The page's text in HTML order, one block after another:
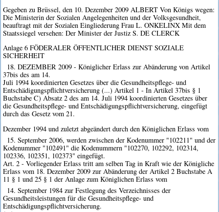
Gegeben zu Brüssel, den 10. Dezember 2009 ALBERT Von Königs wegen:
Die Ministerin der Sozialen Angelegenheiten und der Volksgesundheit,
beauftragt mit der Sozialen Eingliederung Frau L. ONKELINX Mit dem
Staatssiegel versehen: Der Minister der Justiz S. DE CLERCK
Anlage 6 FÖDERALER ÖFFENTLICHER DIENST SOZIALE
SICHERHEIT
18. DEZEMBER 2009 - Königlicher Erlass zur Abänderung von Artikel
37bis des am 14.
Juli 1994 koordinierten Gesetzes über die Gesundheitspflege- und
Entschädigungspflichtversicherung (...) Artikel 1 - In Artikel 37bis § 1
Buchstabe C) Absatz 2 des am 14. Juli 1994 koordinierten Gesetzes über
die Gesundheitspflege- und Entschädigungspflichtversicherung, eingefügt
durch das Gesetz vom 21.
Dezember 1994 und zuletzt abgeändert durch den Königlichen Erlass vom
15. September 2006, werden zwischen der Kodenummer "102211" und der
Kodenummer "102491" die Kodenummern "102270, 102292, 102314,
102336, 102351, 102373" eingefügt.
Art. 2 - Vorliegender Erlass tritt am selben Tag in Kraft wie der Königliche
Erlass vom 18. Dezember 2009 zur Abänderung der Artikel 2 Buchstabe A
11 § 1 und 25 § 1 der Anlage zum Königlichen Erlass vom
14. September 1984 zur Festlegung des Verzeichnisses der
Gesundheitsleistungen für die Gesundheitspflege- und
Entschädigungspflichtversicherung.